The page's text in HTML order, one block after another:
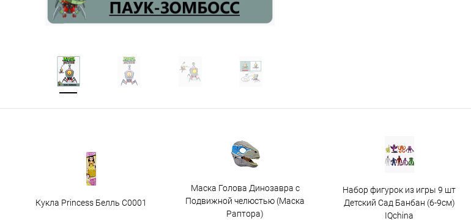
Кукла Princess Белль C0001
Маска Голова Динозавра с
Подвижной челюстью (Маска
Раптора)
Набор фигурок из игры 9 шт
Детский Сад Банбан (6-9см)
IQchina